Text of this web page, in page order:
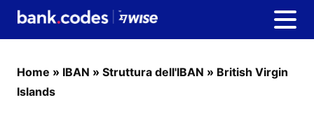
Home » IBAN » Struttura dell'IBAN » British Virgin
Islands